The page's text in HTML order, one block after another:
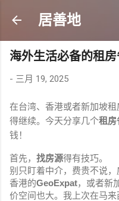
居善地
海外生活必备的租
- 三月 19, 2025
在台湾、香港或者新加坡
得继续。今天分享几个租房
钱！
首先， 找房源得有技巧。
别只盯着中介，费贵不说
香港的GeoExpat，或者新
价空间也大。我上次在马